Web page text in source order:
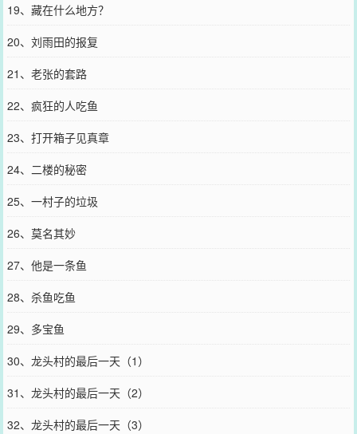
19、藏在什么地方？
20、刘雨田的报复
21、老张的套路
22、疯狂的人吃鱼
23、打开箱子见真章
24、二楼的秘密
25、一村子的垃圾
26、莫名其妙
27、他是一条鱼
28、杀鱼吃鱼
29、多宝鱼
30、龙头村的最后一天（1）
31、龙头村的最后一天（2）
32、龙头村的最后一天（3）